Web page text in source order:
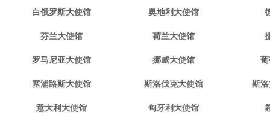
白俄罗斯大使馆 奥地利大使馆
芬兰大使馆 荷兰大使馆
罗马尼亚大使馆 挪威大使馆
塞浦路斯大使馆 斯洛伐克大使馆 斯
意大利大使馆 匈牙利大使馆